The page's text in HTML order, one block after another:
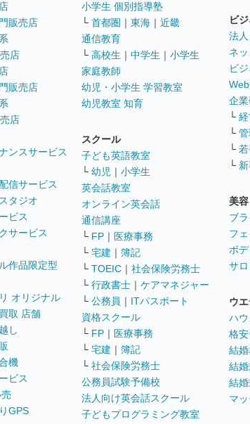
販売店
店
販売店
店
ンスサービス
信サービス
タジオ
ビス
サービス
作品限定型
オリジナル
取 店舗
し
機
ビス
GPS
小学生 個別指導塾
└ 首都圏 ｜ 東海 ｜ 近畿
通信教育
└ 高校生 ｜ 中学生 ｜ 小学生
家庭教師
幼児・小学生 学習教室
幼児教室 知育
スクール
子ども英語教室
└ 幼児 ｜ 小学生
英会話教室
オンライン英会話
通信講座
└ FP ｜ 医療事務
└ 宅建 ｜ 簿記
└ TOEIC ｜ 社会保険労務士
└ 行政書士 ｜ ケアマネジャー
└ 公務員 ｜ ITパスポート
資格スクール
└ FP ｜ 医療事務
└ 宅建 ｜ 簿記
└ 社会保険労務士
公務員試験予備校
法人向け英会話スクール
子どもプログラミング教室
ビ
法
ネ
ビ
企
└
└
└
└
美容
ブ
フ
ボ
サ
ウ
ハ
格
結
結
結
マ